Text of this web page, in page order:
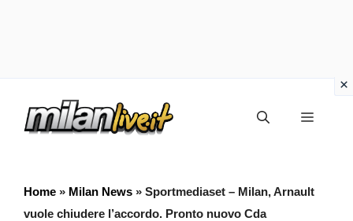
Menu
Home » Milan News » Sportmediaset – Milan, Arnault
vuole chiudere l’accordo. Pronto nuovo Cda